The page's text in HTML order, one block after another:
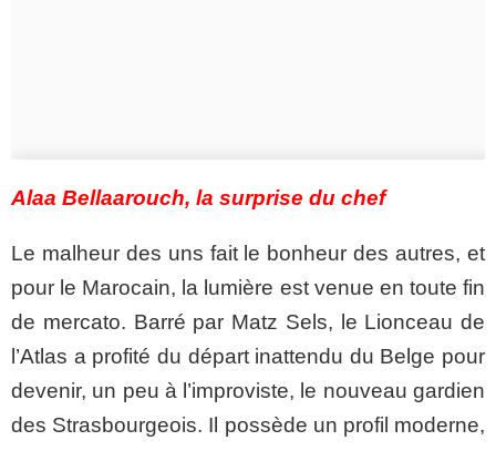
Alaa Bellaarouch, la surprise du chef
Le malheur des uns fait le bonheur des autres, et
pour le Marocain, la lumière est venue en toute fin
de mercato. Barré par Matz Sels, le Lionceau de
l’Atlas a profité du départ inattendu du Belge pour
devenir, un peu à l’improviste, le nouveau gardien
des Strasbourgeois. Il possède un profil moderne,